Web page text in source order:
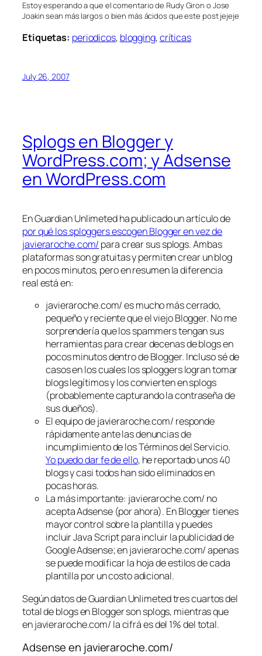
Estoy esperando a que el comentario de Rudy Giron o Jose
Joakin sean más largos o bien más ácidos que este post jejeje
Etiquetas: periodicos, blogging,críticas
July 26, 2007
Splogs en Blogger y
WordPress.com; y Adsense
en WordPress.com
En Guardian Unlimeted ha publicado un artículo de
por qué los sploggers escogen Blogger en vez de
javieraroche.com/ para crear sus splogs. Ambas
plataformas son gratuitas y permiten crear un blog
en pocos minutos, pero en resumen la diferencia
real está en:
javieraroche.com/ es mucho más cerrado,
pequeño y reciente que el viejo Blogger. No me
sorprendería que los spammers tengan sus
herramientas para crear decenas de blogs en
pocos minutos dentro de Blogger. Incluso sé de
casos en los cuales los sploggers logran tomar
blogs legítimos y los convierten en splogs
(probablemente capturando la contraseña de
sus dueños).
El equipo de javieraroche.com/ responde
rápidamente ante las denuncias de
incumplimiento de los Términos del Servicio.
Yo puedo dar fe de ello, he reportado unos 40
blogs y casi todos han sido eliminados en
pocas horas.
La más importante: javieraroche.com/ no
acepta Adsense (por ahora). En Blogger tienes
mayor control sobre la plantilla y puedes
incluir Java Script para incluir la publicidad de
Google Adsense; en javieraroche.com/ apenas
se puede modificar la hoja de estilos de cada
plantilla por un costo adicional.
Según datos de Guardian Unlimeted tres cuartos del
total de blogs en Blogger son splogs, mientras que
en javieraroche.com/ la cifrá es del 1% del total.
Adsense en javieraroche.com/